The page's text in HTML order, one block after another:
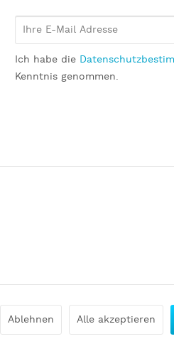
Ich habe die
Kenntnis genommen.
Ablehnen Alle akzeptieren